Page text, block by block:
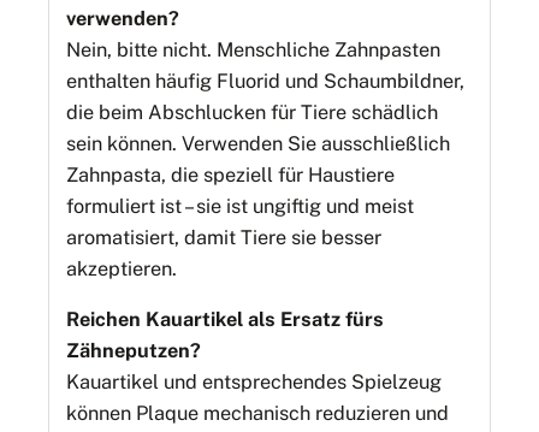
verwenden?
Nein, bitte nicht. Menschliche Zahnpasten
enthalten häufig Fluorid und Schaumbildner,
die beim Abschlucken für Tiere schädlich
sein können. Verwenden Sie ausschließlich
Zahnpasta, die speziell für Haustiere
formuliert ist – sie ist ungiftig und meist
aromatisiert, damit Tiere sie besser
akzeptieren.
Reichen Kauartikel als Ersatz fürs
Zähneputzen?
Kauartikel und entsprechendes Spielzeug
können Plaque mechanisch reduzieren und